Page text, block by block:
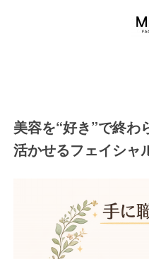
美容を“好き”で終わ
活かせるフェイシャ